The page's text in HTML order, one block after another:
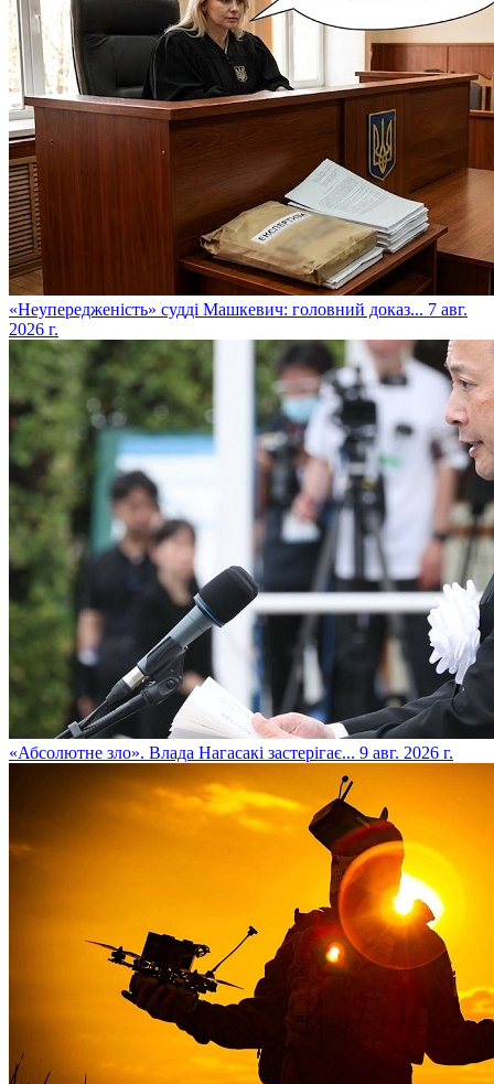
​«Неупередженість» судді Машкевич: головний доказ... 7 авг.
2026 г.
​«Абсолютне зло». Влада Нагасакі застерігає... 9 авг. 2026 г.